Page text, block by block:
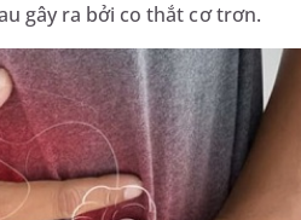
gây ra bởi co thắt cơ trơn.